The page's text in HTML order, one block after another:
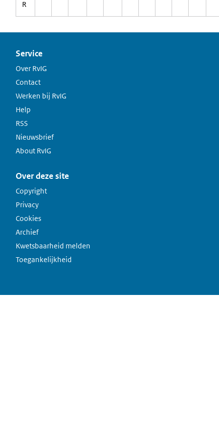
R
Service
Over RvIG
Contact
Werken bij RvIG
Help
RSS
Nieuwsbrief
About RvIG
Over deze site
Copyright
Privacy
Cookies
Archief
Kwetsbaarheid melden
Toegankelijkheid